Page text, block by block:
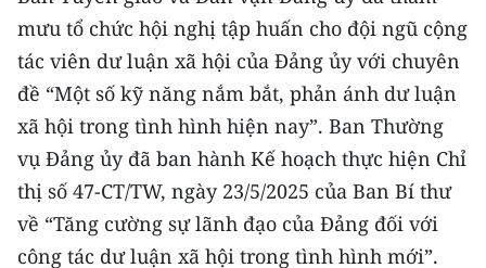
mưu tổ chức hội nghị tập huấn cho đội ngũ cộng
tác viên dư luận xã hội của Đảng ủy với chuyên
đề “Một số kỹ năng nắm bắt, phản ánh dư luận
xã hội trong tình hình hiện nay”. Ban Thường
vụ Đảng ủy đã ban hành Kế hoạch thực hiện Chỉ
thị số 47-CT/TW, ngày 23/5/2025 của Ban Bí thư
về “Tăng cường sự lãnh đạo của Đảng đối với
công tác dư luận xã hội trong tình hình mới”.